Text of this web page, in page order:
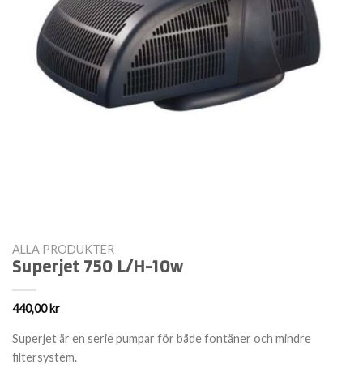
ALLA PRODUKTER
Superjet 750 L/H-10w
440,00kr
Superjet är en serie pumpar för både fontäner och mindre
filtersystem.